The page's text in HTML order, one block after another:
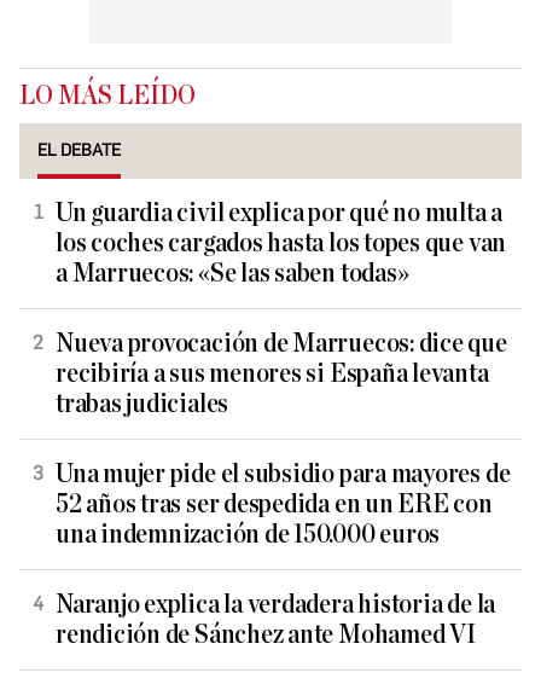
LO MÁS LEÍDO
EL DEBATE
Un guardia civil explica por qué no multa a
los coches cargados hasta los topes que van
a Marruecos: «Se las saben todas»
Nueva provocación de Marruecos: dice que
recibiría a sus menores si España levanta
trabas judiciales
Una mujer pide el subsidio para mayores de
52 años tras ser despedida en un ERE con
una indemnización de 150.000 euros
Naranjo explica la verdadera historia de la
rendición de Sánchez ante Mohamed VI